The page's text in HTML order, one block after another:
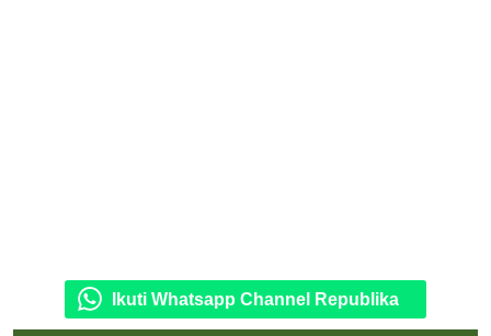
Ikuti Whatsapp Channel Republika